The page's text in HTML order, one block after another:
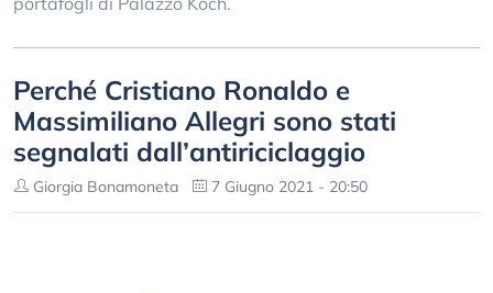
Perché Cristiano Ronaldo e
Massimiliano Allegri sono stati
segnalati dall’antiriciclaggio
Giorgia Bonamoneta 7 Giugno 2021 - 20:50